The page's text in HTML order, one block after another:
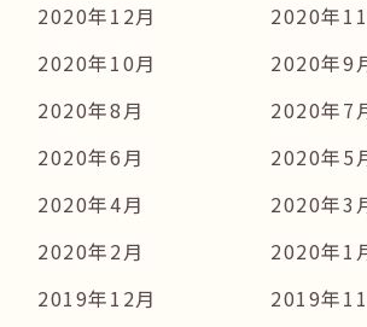
2020年12月
2020年
2020年10月
2020年9
2020年8月
2020年7
2020年6月
2020年5
2020年4月
2020年3
2020年2月
2020年1
2019年12月
2019年